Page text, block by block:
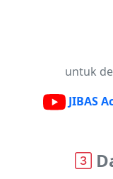
untuk
JIBAS